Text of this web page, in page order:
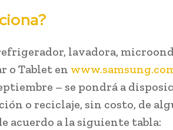
lavadora,
o Tablet en
– se pondrá a
o reciclaje, sin costo, de
acuerdo a la siguiente tabla: